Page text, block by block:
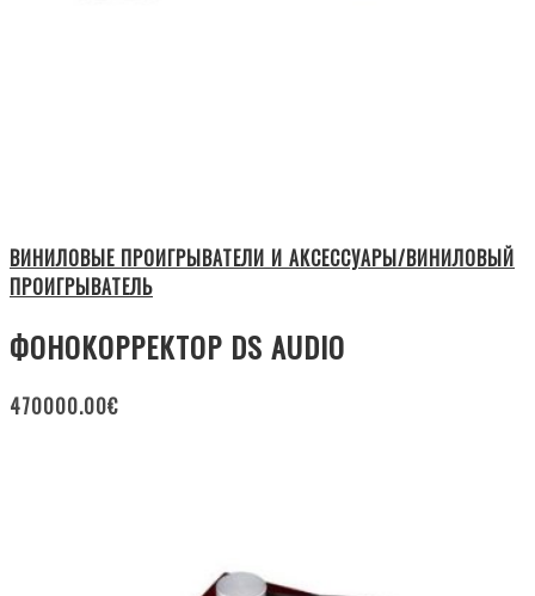
ВИНИЛОВЫЕ ПРОИГРЫВАТЕЛИ И АКСЕССУАРЫ/ВИНИЛОВЫЙ
ПРОИГРЫВАТЕЛЬ
ФОНОКОРРЕКТОР DS AUDIO
470000.00€